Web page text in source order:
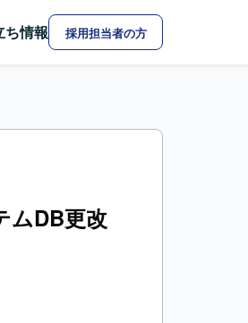
ち情報 採用担当者の方
ムDB更改